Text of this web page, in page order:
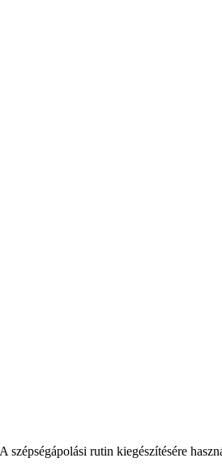
szépségápolási rutin kiegészítésére